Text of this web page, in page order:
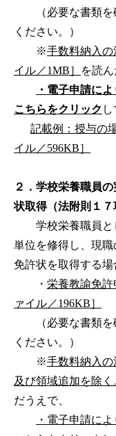
（必要な書類を
ください。）
※手数料納入の
イル／1MB］
を読ん
・電子申請に
こちらをクリック
記載例：授与の
イル／596KB］
２．学校栄養職員
状取得（法附則１７
学校栄養職員と
単位を修得し、現
免許状を取得する場
・ 栄養教諭免許
ァイル／196KB］
（必要な書類を
ください。）
※手数料納入
及び領域追加を除く
だうえで、
・電子申請に